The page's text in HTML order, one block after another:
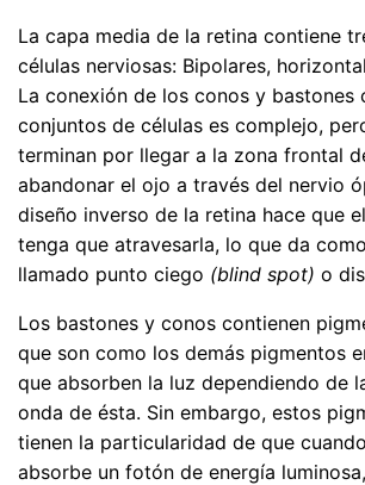
La capa media de la retina contiene
células nerviosas: Bipolares,
La conexión de los conos y bastones
conjuntos de células es complejo,
terminan por llegar a la zona frontal
abandonar el ojo a través del nervio
diseño inverso de la retina hace que
tenga que atravesarla, lo que da
llamado punto ciego (blind spot) o
Los bastones y conos contienen
que son como los demás pigmentos
que absorben la luz dependiendo de
onda de ésta. Sin embargo, estos
tienen la particularidad de que
absorbe un fotón de energía